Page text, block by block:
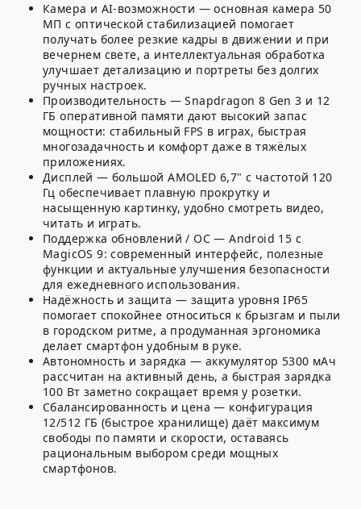
Камера и AI-возможности — основная камера 50
МП с оптической стабилизацией помогает
получать более резкие кадры в движении и при
вечернем свете, а интеллектуальная обработка
улучшает детализацию и портреты без долгих
ручных настроек.
Производительность — Snapdragon 8 Gen 3 и 12
ГБ оперативной памяти дают высокий запас
мощности: стабильный FPS в играх, быстрая
многозадачность и комфорт даже в тяжёлых
приложениях.
Дисплей — большой AMOLED 6,7" с частотой 120
Гц обеспечивает плавную прокрутку и
насыщенную картинку, удобно смотреть видео,
читать и играть.
Поддержка обновлений / ОС — Android 15 с
MagicOS 9: современный интерфейс, полезные
функции и актуальные улучшения безопасности
для ежедневного использования.
Надёжность и защита — защита уровня IP65
помогает спокойнее относиться к брызгам и пыли
в городском ритме, а продуманная эргономика
делает смартфон удобным в руке.
Автономность и зарядка — аккумулятор 5300 мАч
рассчитан на активный день, а быстрая зарядка
100 Вт заметно сокращает время у розетки.
Сбалансированность и цена — конфигурация
12/512 ГБ (быстрое хранилище) даёт максимум
свободы по памяти и скорости, оставаясь
рациональным выбором среди мощных
смартфонов.